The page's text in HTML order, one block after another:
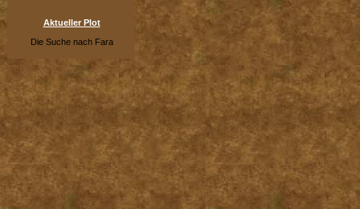
Aktueller Plot
Die Suche nach Fara